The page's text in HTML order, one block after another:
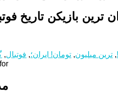
ترین بازیکن تاریخ فوتبال
, ترین میلیون, تومان! ایران؛, فوتبال,